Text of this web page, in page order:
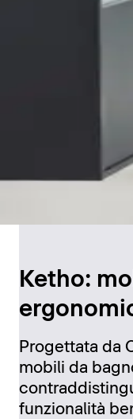
Ketho:
Progettata da
mobili da
funzionalità